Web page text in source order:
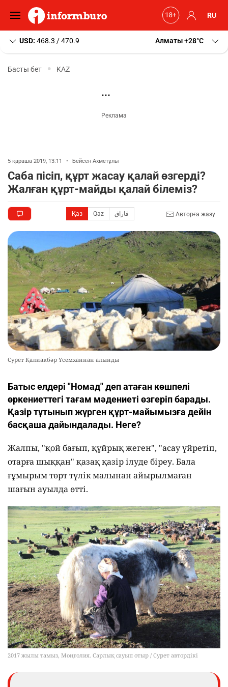
RU
USD: 468.3 / 470.9 Алматы+28 C
Басты бет KAZ
5 қараша 2019, 13:11 • Бейсен Ахметұлы
Саба пісіп, құрт жасау қалай өзгерді?
Жалған құрт-майды қалай білеміз?
Қаз Qaz قازاق Авторға жазу
Сурет Қалиакбәр Үсемханнан алынды
Батыс елдері "Номад" деп атаған көшпелі
өркениеттегі тағам мәдениеті өзгеріп барады.
Қазір тұтынып жүрген құрт-майымызға дейін
басқаша дайындалады. Неге?
Жалпы, "қой бағып, құйрық жеген", "асау үйретіп,
отарға шыққан" қазақ қазір ілуде біреу. Бала
ғұмырым төрт түлік малынан айырылмаған
шағын ауылда өтті.
2017 жылы тамыз, Моңғолия. Сарлық сауып отыр / Сурет автордікі